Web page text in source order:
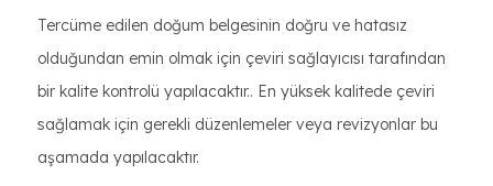
Tercüme edilen doğum belgesinin doğru ve hatasız
olduğundan emin olmak için çeviri sağlayıcısı tarafından
bir kalite kontrolü yapılacaktır.. En yüksek kalitede çeviri
sağlamak için gerekli düzenlemeler veya revizyonlar bu
aşamada yapılacaktır.